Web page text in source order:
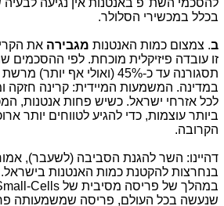
להסכמי השת"פ באנטנות אין נגיעה
בכלל במכשירי הסלולר.
ב. צמצום כמות האנטנות מגבירה את
זו עובדה פיזיקלית מוכחת. לפי ההסכמים
תסגורנה עד כ-45% (ואולי אף
במדינה. המשמעות המיידית: קרינה חזקה
לכל אזרחי ישראל. כשיש פחות אנטנות,
ביותר עוצמות, כדי להגיע לטווחים יותר
הקרובה.
דהיינו: השר להגנת הסביבה (לשעבר),
בנחרצות להקטנת כמות האנטנות
שנעשה בכל העולם, פריסה שמשמעותה